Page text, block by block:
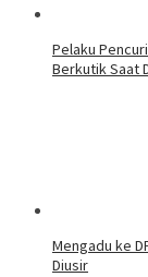
Pelaku
Berkutik Saat
Mengadu ke
Diusir